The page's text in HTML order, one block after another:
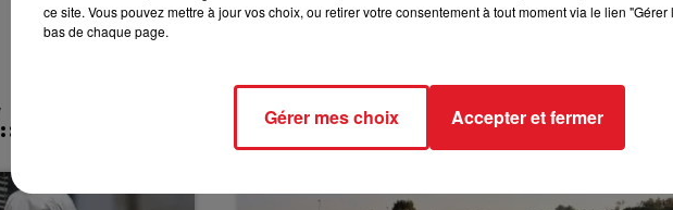
********************
ce site. Vous pouvez mettre à jour vos choix, ou retirer votre consentement à tout moment via le lien
bas de chaque page.
Gérer mes choix Accepter et fermer